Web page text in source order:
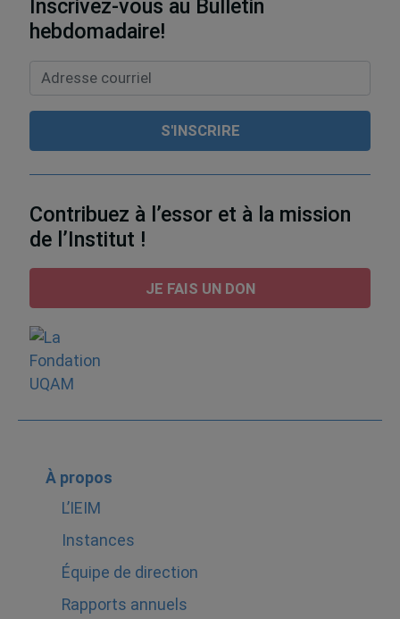
Inscrivez-vous au Bulletin
hebdomadaire!
Contribuez à l’essor et à la mission
de l’Institut !
JE FAIS UN DON
À propos
L’IEIM
Instances
Équipe de direction
Rapports annuels